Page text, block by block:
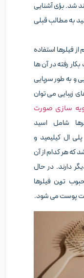
شد. برای آشنایی
به مطالب قبلی
فیلرها استفاده
رفته در آن ها
و به طور سرپایی
زیبایی می توان
سازی صورت
شامل اسید
ال کیلیمید و
که هر کدام از آن
دارند. در حال
ترین فیلرها
پوست می شود.